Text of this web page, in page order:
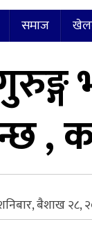
समाज
,
बैशाख २८,